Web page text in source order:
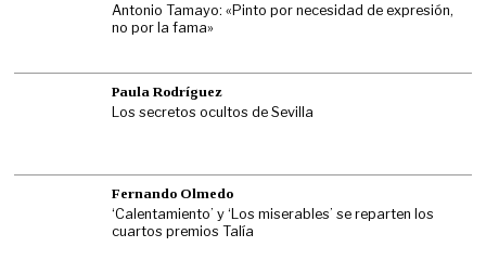
Antonio Tamayo: «Pinto por necesidad de expresión,
no por la fama»
Paula Rodríguez
Los secretos ocultos de Sevilla
Fernando Olmedo
‘Calentamiento’ y ‘Los miserables’ se reparten los
cuartos premios Talía